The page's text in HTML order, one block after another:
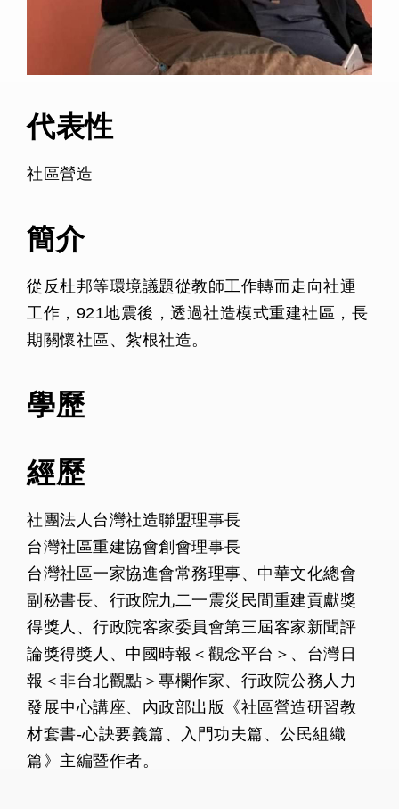
代表性
社區營造
簡介
從反杜邦等環境議題從教師工作轉而走向社運
工作，921地震後，透過社造模式重建社區，長
期關懷社區、紮根社造。
學歷
經歷
社團法人台灣社造聯盟理事長
台灣社區重建協會創會理事長
台灣社區一家協進會常務理事、中華文化總會
副秘書長、行政院九二一震災民間重建貢獻獎
得獎人、行政院客家委員會第三屆客家新聞評
論獎得獎人、中國時報＜觀念平台＞、台灣日
報＜非台北觀點＞專欄作家、行政院公務人力
發展中心講座、內政部出版《社區營造研習教
材套書-心訣要義篇、入門功夫篇、公民組織
篇》主編暨作者。